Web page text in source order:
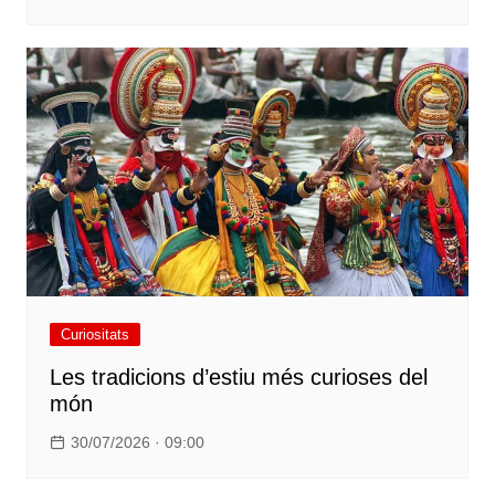
Curiositats
Les tradicions d’estiu més curioses del
món
30/07/2026 · 09:00